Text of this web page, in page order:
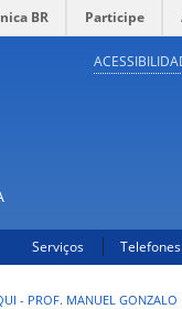
BR Participe
Serviços Telefones
- PROF. MANUEL GONZALO